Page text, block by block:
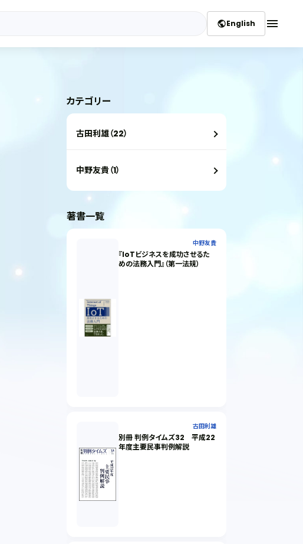
publicEnglish menu
カテゴリー
古田利雄（22）
中野友貴（1）
著書一覧
中野友貴
『IoTビジネスを成功させるた
めの法務入門』（第一法規）
古田利雄
別冊 判例タイムズ32 平成22
年度主要民事判例解説